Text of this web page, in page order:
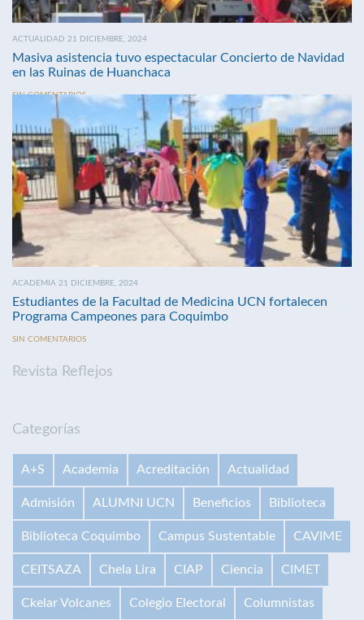
ACTUALIDAD 21 DICIEMBRE, 2024
Masiva asistencia tuvo espectacular Concierto de Navidad
en las Ruinas de Huanchaca
SIN COMENTARIOS
ACADEMIA 21 DICIEMBRE, 2024
Estudiantes de la Facultad de Medicina UCN fortalecen
Programa Campeones para Coquimbo
SIN COMENTARIOS
Revista Reflejos
Categorías
A+S Academia Acreditación Actualidad
Admisión ALUMNI UCN Beneficios Biblioteca
Biblioteca Coquimbo Campus Sustentable CAVIME
CEITSAZA Chela Lira CIAP Ciencia CIMET
Ckelar Volcanes Colegio Electoral Columnistas